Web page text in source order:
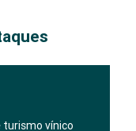
turismo vínico